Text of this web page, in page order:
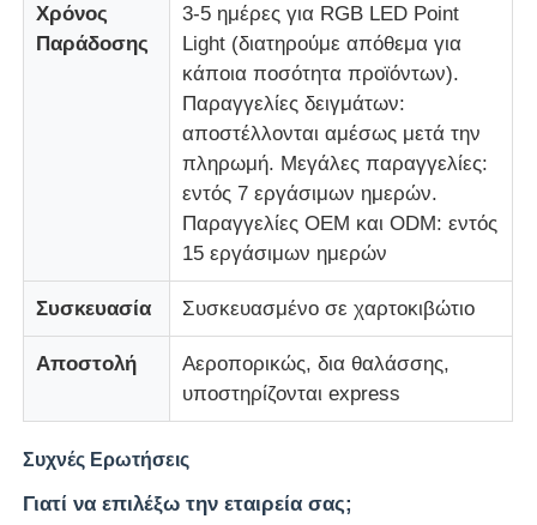
Χρόνος
Παράδοσης
3-5 ημέρες για RGB LED Point
Light (διατηρούμε απόθεμα για
κάποια ποσότητα προϊόντων).
Παραγγελίες δειγμάτων:
αποστέλλονται αμέσως μετά την
πληρωμή. Μεγάλες παραγγελίες:
εντός 7 εργάσιμων ημερών.
Παραγγελίες OEM και ODM: εντός
15 εργάσιμων ημερών
Συσκευασία Συσκευασμένο σε χαρτοκιβώτιο
Αποστολή
Αεροπορικώς, δια θαλάσσης,
υποστηρίζονται express
Συχνές Ερωτήσεις
Γιατί να επιλέξω την εταιρεία σας;